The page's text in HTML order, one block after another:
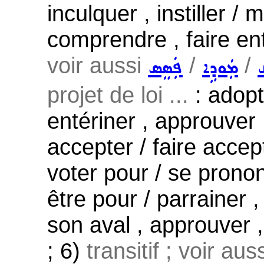
inculquer , instiller /
comprendre , faire
voir aussi ܦܲܣܸܣ / ܡܲܘܕܹܐ /
projet de loi ... :
entériner ,
accepter / faire
voter pour / se
être pour / parrainer
son aval , approuver
; 6) transitif ; voir